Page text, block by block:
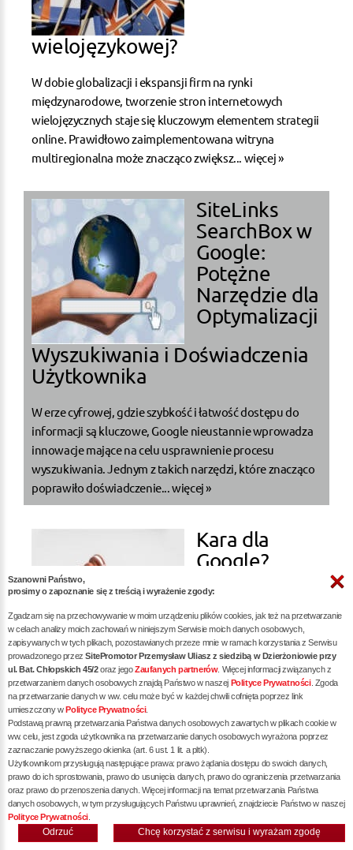
wielojęzykowej?
W dobie globalizacji i ekspansji firm na rynki
międzynarodowe, tworzenie stron internetowych
wielojęzycznych staje się kluczowym elementem strategii
online. Prawidłowo zaimplementowana witryna
multiregionalna może znacząco zwiększ... więcej »
SiteLinks
SearchBox w
Google:
Potężne
Narzędzie dla
Optymalizacji
Wyszukiwania i Doświadczenia
Użytkownika
W erze cyfrowej, gdzie szybkość i łatwość dostępu do
informacji są kluczowe, Google nieustannie wprowadza
innowacje mające na celu usprawnienie procesu
wyszukiwania. Jednym z takich narzędzi, które znacząco
poprawiło doświadczenie...więcej »
Kara dla
Google?
więcej »
Audyt SEO -
Klucz do
Sukcesu w
Szanowni Państwo,
prosimy o zapoznanie się z treścią i wyrażenie zgody:
Zgadzam się na przechowywanie w moim urządzeniu plików cookies, jak też na przetwarzanie
w celach analizy moich zachowań w niniejszym Serwisie moich danych osobowych,
zapisywanych w tych plikach, pozostawianych przeze mnie w ramach korzystania z Serwisu
prowadzonego przezSitePromotor Przemysław Uliasz z siedzibą w Dzierżoniowie przy
ul. Bat. Chłopskich 45/2oraz jegoZaufanych partnerów. Więcej informacji związanych z
przetwarzaniem danych osobowych znajdą Państwo w naszej Polityce Prywatności. Zgoda
na przetwarzanie danych w ww. celu może być w każdej chwili cofnięta poprzez link
umieszczony wPolityce Prywatności.
Podstawą prawną przetwarzania Państwa danych osobowych zawartych w plikach cookie w
ww. celu, jest zgoda użytkownika na przetwarzanie danych osobowych wyrażona poprzez
zaznaczanie powyższego okienka (art. 6 ust. 1 lit. a pltk).
Użytkownikom przysługują następujące prawa: prawo żądania dostępu do swoich danych,
prawo do ich sprostowania, prawo do usunięcia danych, prawo do ograniczenia przetwarzania
oraz prawo do przenoszenia danych. Więcej informacji na temat przetwarzania Państwa
danych osobowych, w tym przysługujących Państwu uprawnień, znajdziecie Państwo w naszej
Polityce Prywatności
Chcę korzystać z serwisu i wyrażam zgodę
Odrzuć